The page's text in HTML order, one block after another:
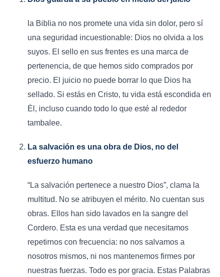
la Biblia no nos promete una vida sin dolor, pero sí
una seguridad incuestionable: Dios no olvida a los
suyos. El sello en sus frentes es una marca de
pertenencia, de que hemos sido comprados por
precio. El juicio no puede borrar lo que Dios ha
sellado. Si estás en Cristo, tu vida está escondida en
Él, incluso cuando todo lo que esté al rededor
tambalee.
La salvación es una obra de Dios, no del
esfuerzo humano
“La salvación pertenece a nuestro Dios”, clama la
multitud. No se atribuyen el mérito. No cuentan sus
obras. Ellos han sido lavados en la sangre del
Cordero. Esta es una verdad que necesitamos
repetirnos con frecuencia: no nos salvamos a
nosotros mismos, ni nos mantenemos firmes por
nuestras fuerzas. Todo es por gracia. Estas Palabras